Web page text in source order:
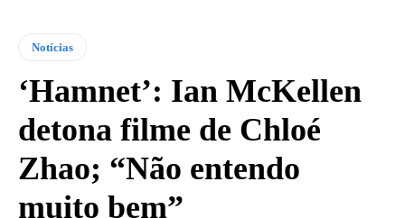
Notícias
‘Hamnet’: Ian McKellen
detona filme de Chloé
Zhao; “Não entendo
muito bem”